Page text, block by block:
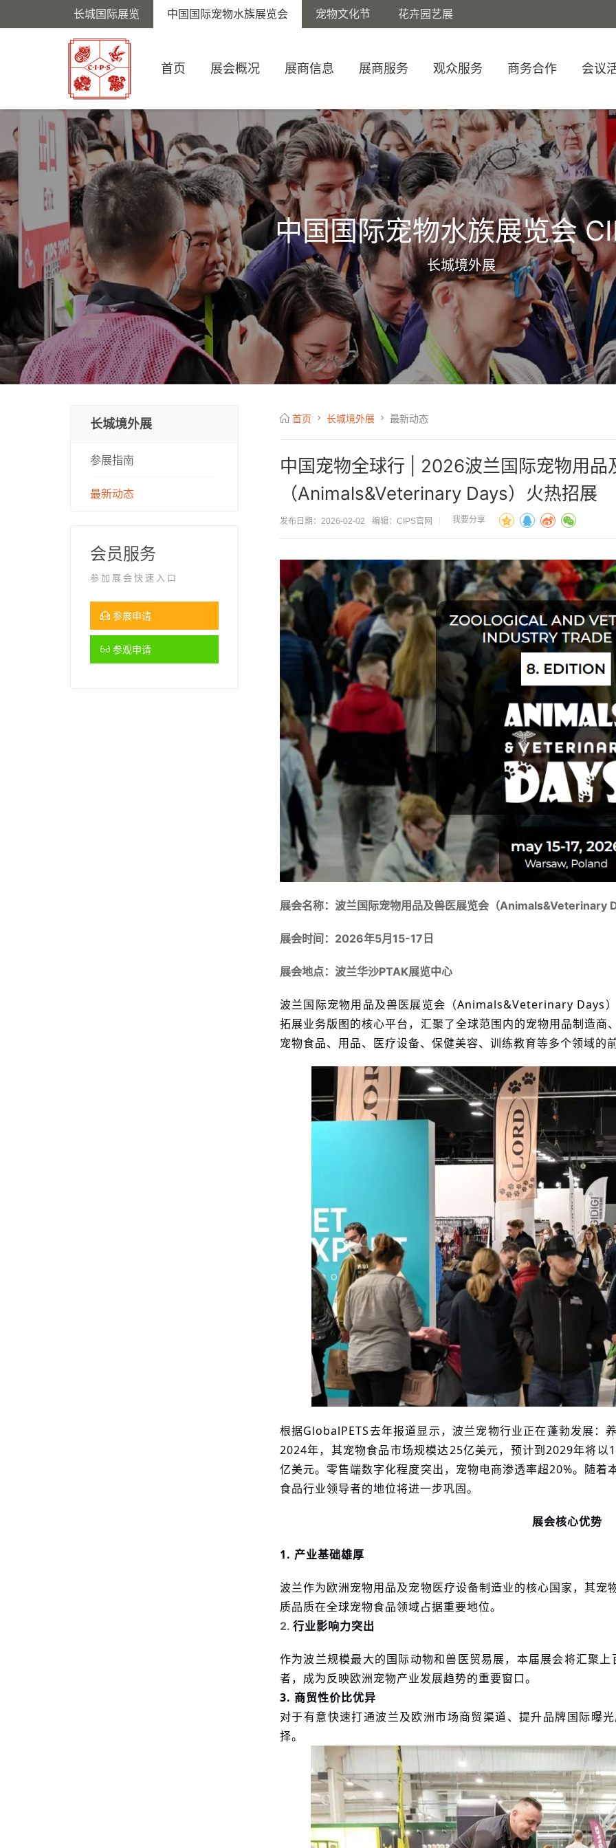
长城国际展览 中国国际宠物水族展览会 宠物文化节 花卉园艺展
首页 展会概况 展商信息 展商服务 观众服务 商务合作 会议
中国国际宠物水族展览会
长城境外展
首页 长城境外展 最新动态
中国宠物全球行 | 2026波兰国际宠物用品
（Animals&Veterinary Days）火热招展
发布日期：2026-02-02 编辑：CIPS官网 我要分享
展会名称：波兰国际宠物用品及兽医展览会（Animals&Veterinary
展会时间：2026年5月15-17日
展会地点：波兰华沙PTAK展览中心
波兰国际宠物用品及兽医展览会（Animals&Veterinary Days
拓展业务版图的核心平台，汇聚了全球范围内的宠物用品制造
宠物食品、用品、医疗设备、保健美容、训练教育等多个领域的
根据GlobalPETS去年报道显示，波兰宠物行业正在蓬勃发展：
2024年，其宠物食品市场规模达25亿美元，预计到2029年将以
亿美元。零售端数字化程度突出，宠物电商渗透率超20%。随
食品行业领导者的地位将进一步巩固。
展会核心优势
1. 产业基础雄厚
波兰作为欧洲宠物用品及宠物医疗设备制造业的核心国家，其
质品质在全球宠物食品领域占据重要地位。
2. 行业影响力突出
作为波兰规模最大的国际动物和兽医贸易展，本届展会将汇聚
者，成为反映欧洲宠物产业发展趋势的重要窗口。
3. 商贸性价比优异
对于有意快速打通波兰及欧洲市场商贸渠道、提升品牌国际曝
择。
长城境外展
参展指南
最新动态
会员服务
参加展会快速入口
参展申请
参观申请